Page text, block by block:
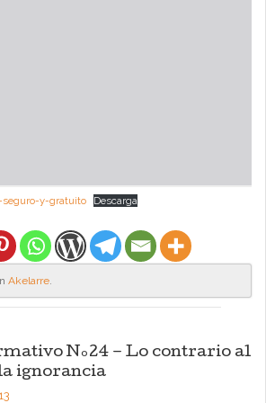
seguro-y-gratuito Descarga
Akelarre.
Nº24 – Lo contrario al
ignorancia